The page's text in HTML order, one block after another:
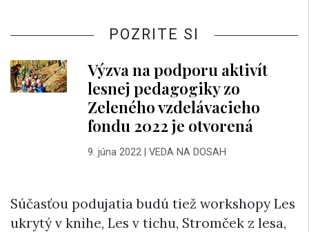
POZRITE SI
Výzva na podporu aktivít
lesnej pedagogiky zo
Zeleného vzdelávacieho
fondu 2022 je otvorená
9. júna 2022| VEDA NA DOSAH
Súčasťou podujatia budú tiež workshopy Les
ukrytý v knihe, Les v tichu, Stromček z lesa,